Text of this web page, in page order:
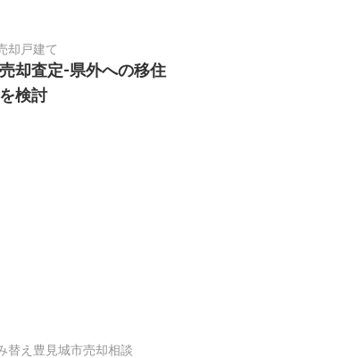
却戸建て
却査定-県外への移住
検討
替え 豊見城市売却相談